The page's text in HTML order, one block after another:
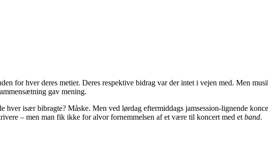
for hver deres metier. Deres respektive bidrag var der intet i vejen med. Men
gav mening.
hver især bibragte? Måske. Men ved lørdag eftermiddags jamsession-lignende
– men man fik ikke for alvor fornemmelsen af et være til koncert med et band.